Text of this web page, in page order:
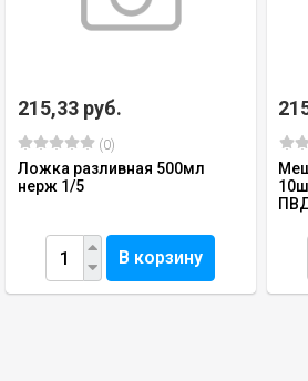
215,33 руб.
(0)
Ложка разливная 500мл
нерж 1/5
В корзину